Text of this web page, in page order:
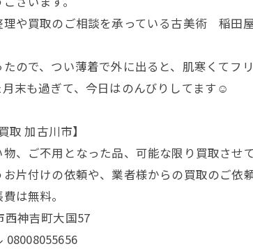
や買取のご相談を承っている古美術 稲田屋
ので、つい薄着で外に出ると、肌寒くてフ
末も過ぎて、今日はのんびりしてます☺️
取 加古川市】
物、ご不用となった品、可能な限り買取させて
お片付けの依頼や、業者様からの買取のご依
は無料。
西神吉町大国57